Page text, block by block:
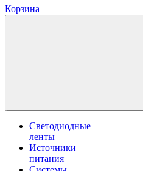
Корзина
Светодиодные
ленты
Источники
питания